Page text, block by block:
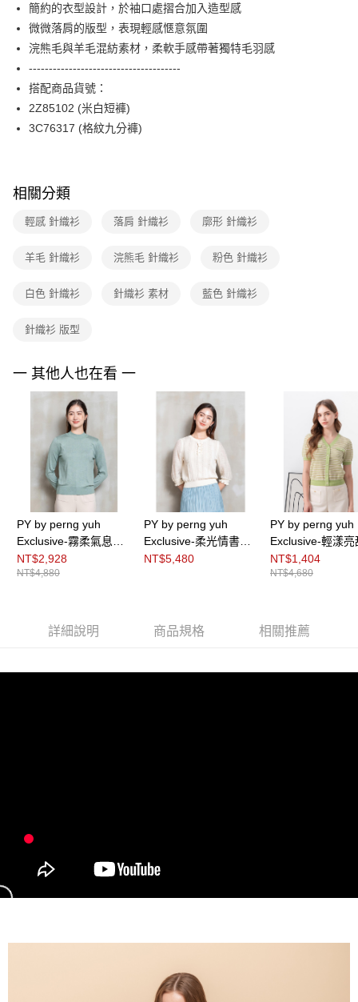
國泰世華商業銀行
兆豐國際商業銀行
臺灣中小企業銀行
台中商業銀行
匯豐（台灣）商業銀行
華泰商業銀行
聯邦商業銀行
遠東國際商業銀行
玉山商業銀行
台新國際商業銀行
台灣樂天信用卡公司
街口支付
AFTEE先享後付
相關說明
【關於「AFTEE先享後付」】
AFTEE先享後付是「在收到商品之後才付款」的支付方式。 讓您購物簡單
１．簡單：不需註冊會員、不需綁卡、不需儲值。
【「AFTEE先享後付」結帳流程】
１．於結帳方式選擇「AFTEE先享後付」後，將跳轉至「AFTEE先享後付」
結帳頁面，進行簡訊認證並確認金額後，即可完成結帳。
ATM／網路銀行／等多元方式進行付款，方視為交易完成。
購買商品的店家。未經商家同意取消之訂單仍視為有效，需透過AFTEE先享
是否繳費成功／繳費後需取消欲退款等相關疑問，請聯繫「AFTEE先享後付
【注意事項】
１．透過由恩沛科技股份有限公司提供之「AFTEE先享後付」服務完成之交
易，需依本服務之必要範圍內提供個人資料，並將交易相關給付款項請求債
權轉讓予恩沛科技股份有限公司。
２．關於個人資料處理事宜，請瀏覽以下網址：
https://aftee.tw/terms/#terms3
３．未成年的使用者請事先徵得法定代理人或監護人之同意方可使用
「AFTEE先享後付」，若未經同意申辦者引起之損失，本公司不負相關責
４．使用「AFTEE先享後付」時，將依據個別帳號之用戶狀況，依本公司即
時審查核予不同之上限額度；若仍有額度不足之情形，本公司將視審查結果
請求用戶進行身份認證。
５．嚴禁一人註冊多個帳號或使用他人資訊註冊。若發現惡意使用之情形，
恩沛科技股份有限公司將有權停止該用戶之使用額度並採取法律行動。
每筆NT$90，滿NT$3,600(含以上)免運費
付款後7-11取貨
每筆NT$90，滿NT$3,600(含以上)免運費
付款後門市自取
免運費
簡約的衣型設計，於袖口處摺合加入造型感
微微落肩的版型，表現輕感愜意氛圍
浣熊毛與羊毛混紡素材，柔軟手感帶著獨特毛羽感
--------------------------------------
搭配商品貨號：
2Z85102 (米白短褲)
3C76317 (格紋九分褲)
相關分類
輕感 針織衫 落肩 針織衫 廓形 針織衫
羊毛 針織衫 浣熊毛 針織衫 粉色 針織衫
白色 針織衫 針織衫 素材 藍色 針織衫
針織衫 版型
一 其他人也在看 一
PY by perng yuh
Exclusive-霧柔氣息小
高領針織衫
NT$2,928
NT$4,880
PY by perng yuh
Exclusive-柔光情書拼
接袖針織衫
NT$5,480
PY by perng yuh
Exclusive-輕漾亮
織Ｖ領條紋針織
NT$1,404
NT$4,680
詳細說明 商品規格 相關推薦